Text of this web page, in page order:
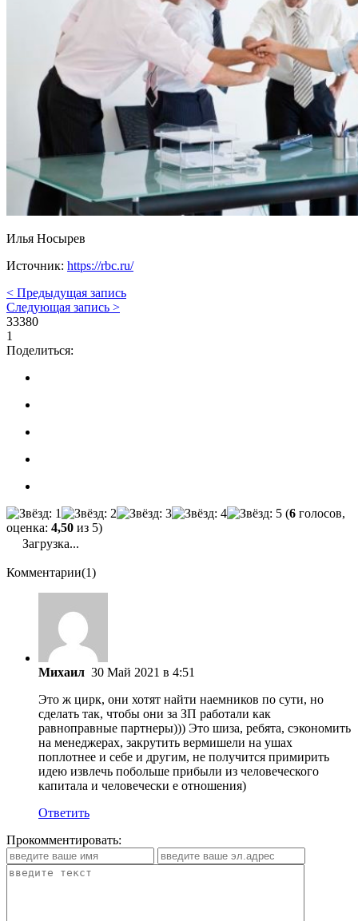
Илья Носырев
Источник: https://rbc.ru/
< Предыдущая запись
Следующая запись >
33380
1
Поделиться:
(6 голосов,
оценка: 4,50 из 5)
Загрузка...
Комментарии(1)
Михаил 30 Май 2021 в 4:51
Это ж цирк, они хотят найти наемников по сути, но
сделать так, чтобы они за ЗП работали как
равноправные партнеры))) Это шиза, ребята, сэкономить
на менеджерах, закрутить вермишели на ушах
поплотнее и себе и другим, не получится примирить
идею извлечь побольше прибыли из человеческого
капитала и человечески е отношения)
Ответить
Прокомментировать: